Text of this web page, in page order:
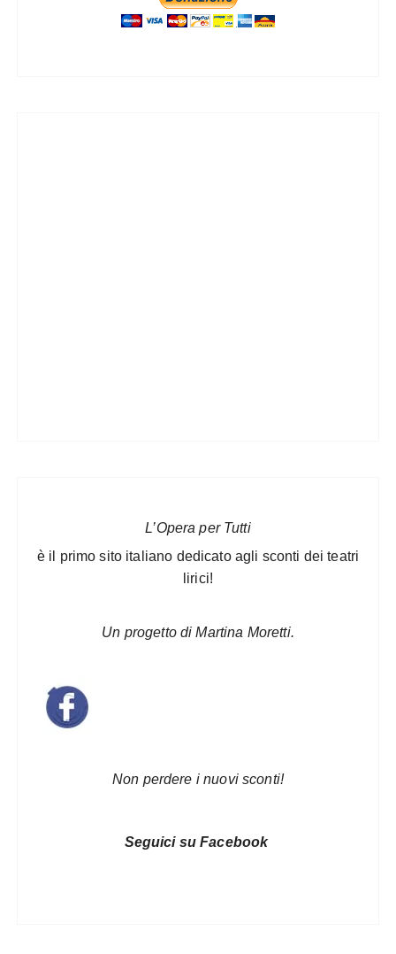
L’Opera per Tutti
è il primo sito italiano dedicato agli sconti dei teatri
lirici!
Un progetto di Martina Moretti.
Non perdere i nuovi sconti!
Seguici su Facebook